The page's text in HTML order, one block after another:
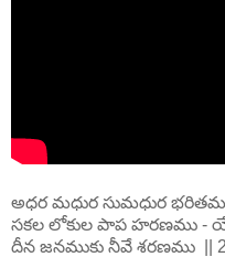
అధర మధుర సుమధుర
సకల లోకుల పాప హరణము -
దీన జనముకు నీవే శరణము || 2